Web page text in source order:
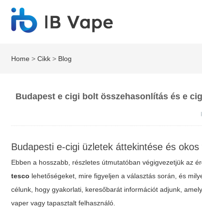
Home >Cikk > Blog
Budapest e cigi bolt összehasonlítás és e
Budapesti e-cigi üzletek áttekintése és
Ebben a hosszabb, részletes útmutatóban végigvezetjük az
tesco lehetőségeket, mire figyeljen a választás során, és
célunk, hogy gyakorlati, keresőbarát információt adjunk,
vaper vagy tapasztalt felhasználó.